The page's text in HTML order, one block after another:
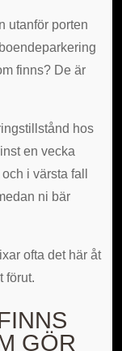
utanför porten
finns? De är
hos
en vecka
i värsta fall
ni bär
ofta det här åt
förut.
GÖR